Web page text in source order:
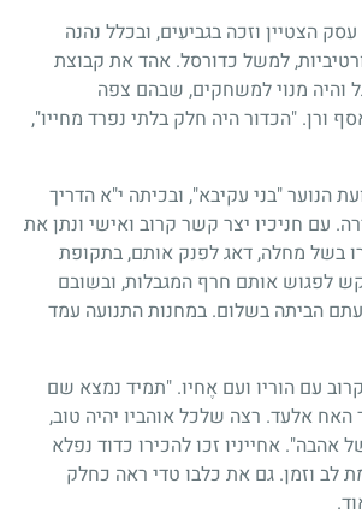
הצטיין וזכה בגביעים, ובכלל נהנה
למשל כדורסל. אהד את קבוצת
והיה מנוי למשחקים, שבהם צפה
ורן. "הכדור היה חלק בלתי נפרד מחייו",
הנוער "בני עקיבא", ובכיתה י"א הדריך
עם חניכיו יצר קשר קרוב ואישי ונתן את
בשל מחלה, דאג לפנק אותם, בתקופת
לפגוש אותם חרף המגבלות, ובשובם
הביתה בשלום. במחנות התנועה עמד
עם הוריו ועם אֶחיו. "תמיד נמצא שם
האח אלעד. רצה שלכל אוהביו יהיה טוב,
אהבה". אחייניו זכו להכירו כדוד נפלא
וזמן. גם את כלבו טדי ראה כחלק